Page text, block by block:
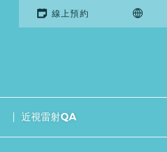
線上預約
近視雷射QA